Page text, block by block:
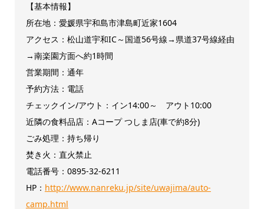
【基本情報】
所在地：愛媛県宇和島市津島町近家1604
アクセス：松山道宇和IC～国道56号線→県道37号線経由
→南楽園方面へ約1時間
営業期間：通年
予約方法：電話
チェックイン/アウト：イン14:00～ アウト10:00
近隣の食料品店：Aコープ つしま店(車で約8分)
ごみ処理：持ち帰り
焚き火：直火禁止
電話番号：0895-32-6211
HP： http://www.nanreku.jp/site/uwajima/auto-
camp.html